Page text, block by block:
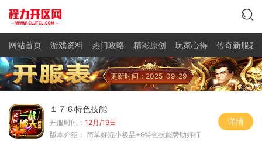
网站首页 游戏资料 热门攻略 精彩原创 玩家心得 传奇新服表
更新时间：2025-09-29
１７６特色技能
开服时间： 12月/19日
版本介绍： 简单好混小极品+6特色技能赞助好打
详情